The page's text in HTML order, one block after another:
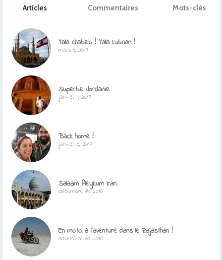
Articles Commentaires Mots-clés
Yalla chabeb ! Yalla Lubnan !
mars 6, 2017
Superbe Jordanie
janvier 9, 2017
Back home !
janvier 6, 2017
Salaam Aleykum Iran
décembre 14, 2016
En moto, à l’aventure dans le Rajasthan !
novembre 30, 2016